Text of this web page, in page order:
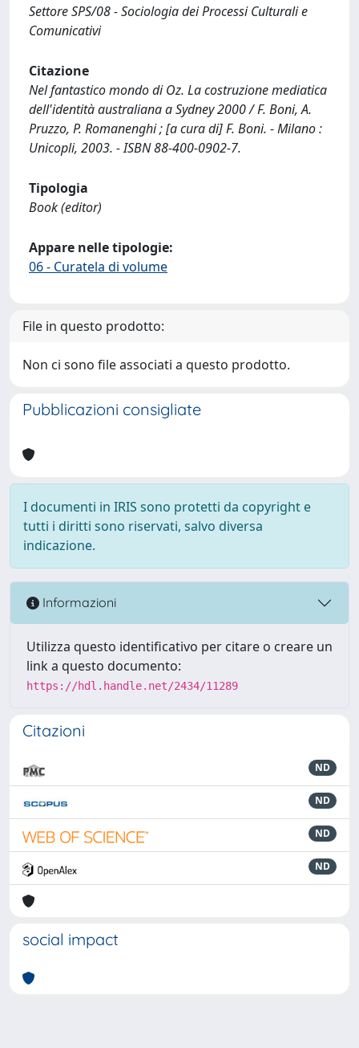
Settore SPS/08 - Sociologia dei Processi Culturali e
Comunicativi
Citazione
Nel fantastico mondo di Oz. La costruzione mediatica
dell'identità australiana a Sydney 2000 / F. Boni, A.
Pruzzo, P. Romanenghi ; [a cura di] F. Boni. - Milano :
Unicopli, 2003. - ISBN 88-400-0902-7.
Tipologia
Book (editor)
Appare nelle tipologie:
06 - Curatela di volume
File in questo prodotto:
Non ci sono file associati a questo prodotto.
Pubblicazioni consigliate
I documenti in IRIS sono protetti da copyright e
tutti i diritti sono riservati, salvo diversa
indicazione.
Informazioni
Utilizza questo identificativo per citare o creare un
link a questo documento:
https://hdl.handle.net/2434/11289
Citazioni
ND
ND
ND
ND
social impact